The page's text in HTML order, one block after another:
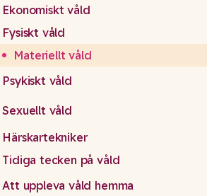
Ekonomiskt våld
Fysiskt våld
Materiellt våld
Psykiskt våld
Sexuellt våld
Härskartekniker
Tidiga tecken på våld
Att uppleva våld hemma